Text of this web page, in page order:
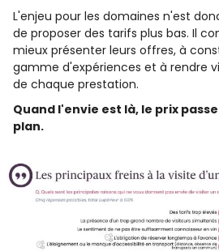
L'enjeu pour les domaines n'est
de proposer des tarifs plus bas. Il
mieux présenter leurs offres, à
gamme d'expériences et à rendre
de chaque prestation.
Quand l'envie est là, le prix
plan.